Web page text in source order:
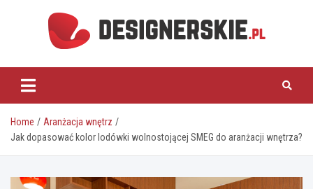
designerskie.pl
Home
Aranżacja wnętrz
Jak dopasować kolor lodówki wolnostojącej SMEG do aranżacji wnętrza?